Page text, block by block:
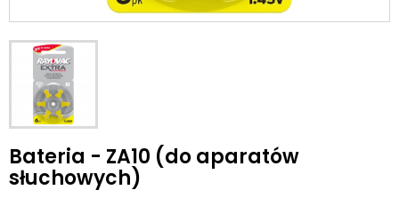
Bateria - ZA10 (do aparatów
słuchowych)